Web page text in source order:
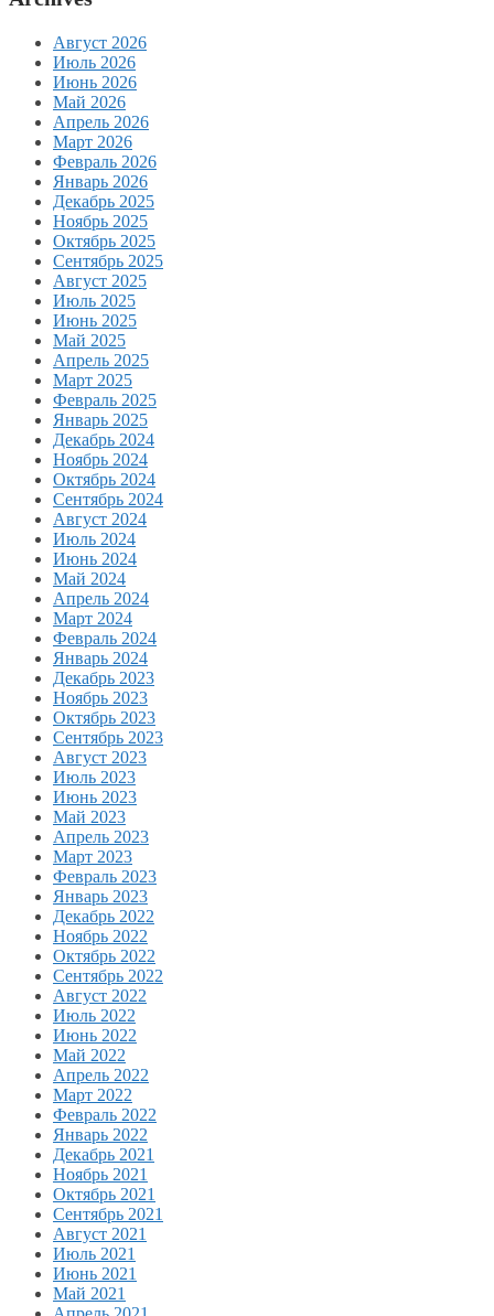
Август 2026
Июль 2026
Июнь 2026
Май 2026
Апрель 2026
Март 2026
Февраль 2026
Январь 2026
Декабрь 2025
Ноябрь 2025
Октябрь 2025
Сентябрь 2025
Август 2025
Июль 2025
Июнь 2025
Май 2025
Апрель 2025
Март 2025
Февраль 2025
Январь 2025
Декабрь 2024
Ноябрь 2024
Октябрь 2024
Сентябрь 2024
Август 2024
Июль 2024
Июнь 2024
Май 2024
Апрель 2024
Март 2024
Февраль 2024
Январь 2024
Декабрь 2023
Ноябрь 2023
Октябрь 2023
Сентябрь 2023
Август 2023
Июль 2023
Июнь 2023
Май 2023
Апрель 2023
Март 2023
Февраль 2023
Январь 2023
Декабрь 2022
Ноябрь 2022
Октябрь 2022
Сентябрь 2022
Август 2022
Июль 2022
Июнь 2022
Май 2022
Апрель 2022
Март 2022
Февраль 2022
Январь 2022
Декабрь 2021
Ноябрь 2021
Октябрь 2021
Сентябрь 2021
Август 2021
Июль 2021
Июнь 2021
Май 2021